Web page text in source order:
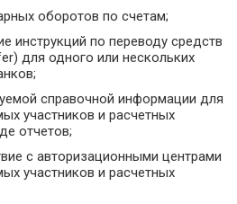
оборотов по счетам;
инструкций по переводу средств
для одного или нескольких
справочной информации для
участников и расчетных
отчетов;
с авторизационными центрами
участников и расчетных